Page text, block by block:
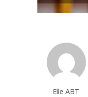
Elle ABT